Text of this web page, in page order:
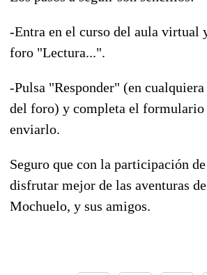
-Entra en el curso del aula virtual
foro "Lectura...".
-Pulsa "Responder" (en
del foro) y completa el formulario
enviarlo.
Seguro que con la participación
disfrutar mejor de las aventuras
Mochuelo, y sus amigos.